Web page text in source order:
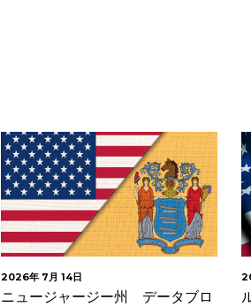
2026年 7月 14日
ニュージャージー州 データブロ